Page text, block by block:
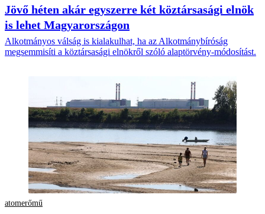
Jövő héten akár egyszerre két köztársasági elnök
is lehet Magyarországon
Alkotmányos válság is kialakulhat, ha az Alkotmánybíróság
megsemmisíti a köztársasági elnökről szóló alaptörvény-módosítást.
atomerőmű